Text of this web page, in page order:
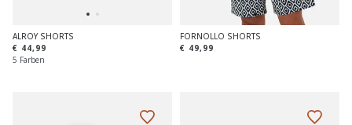
ALROY SHORTS
€ 44,99
5 Farben
FORNOLLO SHORTS
€ 49,99